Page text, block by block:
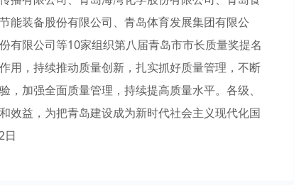
能装备股份有限公司、青岛体育发展集团有限公
有限公司等10家组织第八届青岛市市长质量奖提名
用，持续推动质量创新，扎实抓好质量管理，不断
加强全面质量管理，持续提高质量水平。各级、
效益，为把青岛建设成为新时代社会主义现代化国
日